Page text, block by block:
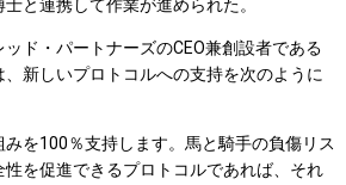
と連携して作業が進められた。
ド・パートナーズのCEO兼創設者である
新しいプロトコルへの支持を次のように
を100％支持します。馬と騎手の負傷リス
を促進できるプロトコルであれば、それ